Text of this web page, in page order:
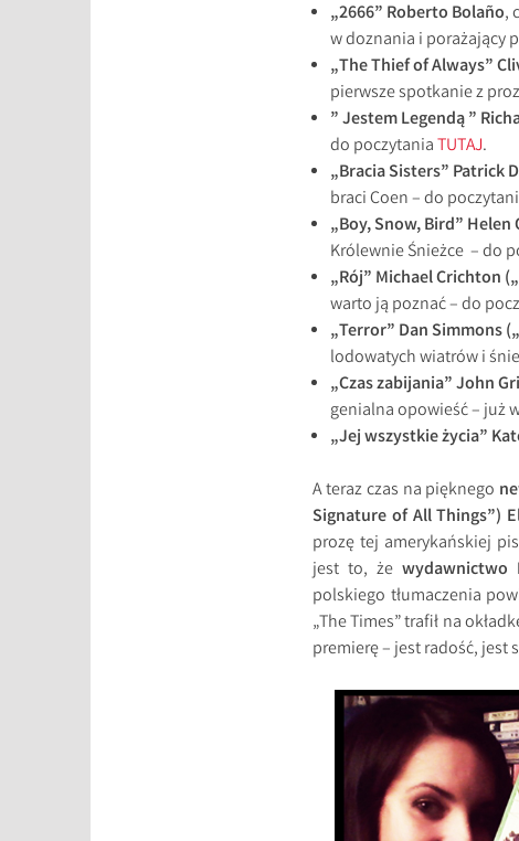
„2666” Roberto Bolaño,
w doznania i porażający
„The Thief of Always”
pierwsze spotkanie z
” Jestem Legendą ”
do poczytaniaTUTAJ.
„Bracia Sisters” Patrick
braci Coen – do
„Boy, Snow, Bird” Helen
Królewnie Śnieżce – do
„Rój” Michael Crichton
warto ją poznać – do
„Terror” Dan Simmons
lodowatych wiatrów i
„Czas zabijania” John
genialna opowieść – już
„Jej wszystkie życia”
A teraz czas na pięknego
Signature of All Things”)
prozę tej amerykańskiej
jest to, że wydawnictwo
polskiego tłumaczenia
„The Times” trafił na
premierę – jest radość, jest